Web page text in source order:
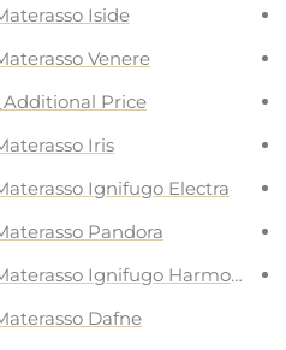
Iside
Venere
_Additional Price
Iris
Ignifugo Electra
Pandora
Ignifugo Harmonia
Dafne